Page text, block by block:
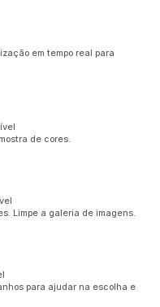
em tempo real para
de cores.
Limpe a galeria de imagens.
para ajudar na escolha e